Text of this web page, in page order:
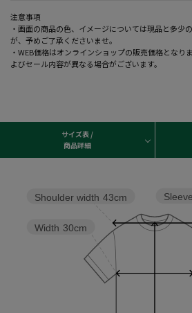
注意事項
・画面の商品の色、イメージについては現品と多少
が、予めご了承くださいませ。
・WEB価格はオンラインショップの販売価格となり
よびセール内容が異なる場合がございます。
サイズ表 /
商品詳細
Width 30cm
Shoulder width 43cm